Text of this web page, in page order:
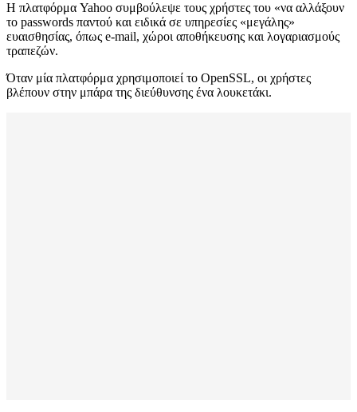
Η πλατφόρμα Yahoo συμβούλεψε τους χρήστες του «να αλλάξουν
το passwords παντού και ειδικά σε υπηρεσίες «μεγάλης»
ευαισθησίας, όπως e-mail, χώροι αποθήκευσης και λογαριασμούς
τραπεζών.
Όταν μία πλατφόρμα χρησιμοποιεί το OpenSSL, οι χρήστες
βλέπουν στην μπάρα της διεύθυνσης ένα λουκετάκι.